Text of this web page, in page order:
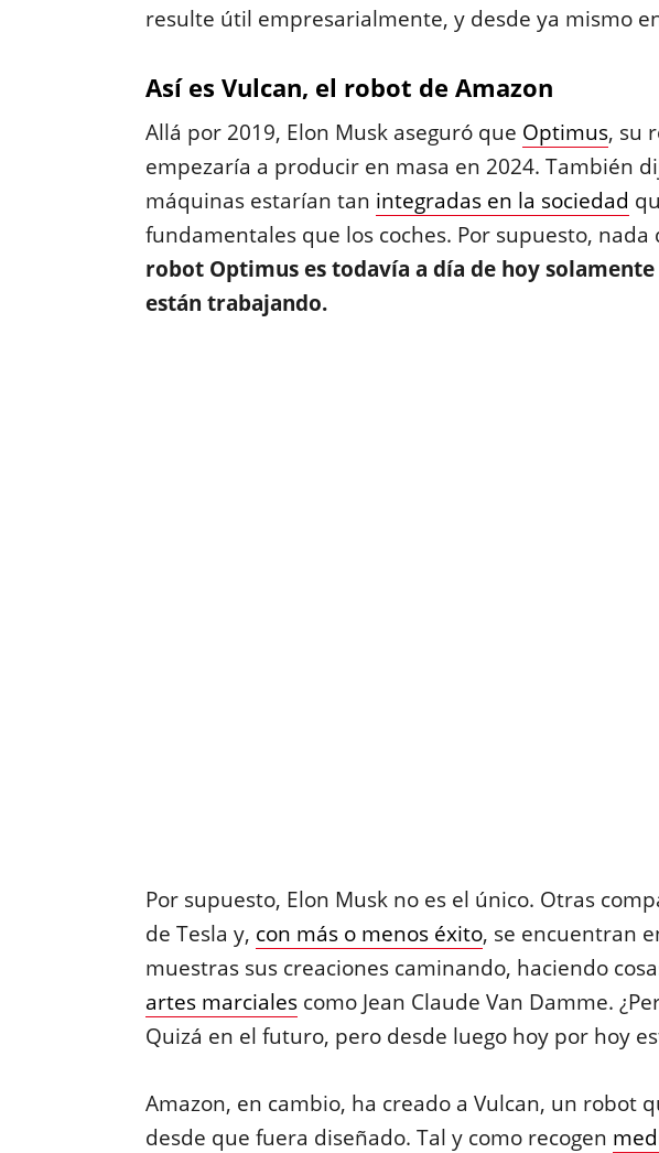
resulte útil empresarialmente, y desde ya mismo
Así es Vulcan, el robot de Amazon
Allá por 2019, Elon Musk aseguró que Optimus, su
empezaría a producir en masa en 2024. También
máquinas estarían tan integradas en la sociedad
fundamentales que los coches. Por supuesto, nada
robot Optimus es todavía a día de hoy
están trabajando.
Por supuesto, Elon Musk no es el único. Otras
de Tesla y, con más o menos éxito, se encuentran
muestras sus creaciones caminando, haciendo
artes marcialescomo Jean Claude Van Damme.
Quizá en el futuro, pero desde luego hoy por hoy
Amazon, en cambio, ha creado a Vulcan, un robot
desde que fuera diseñado. Tal y como recogen